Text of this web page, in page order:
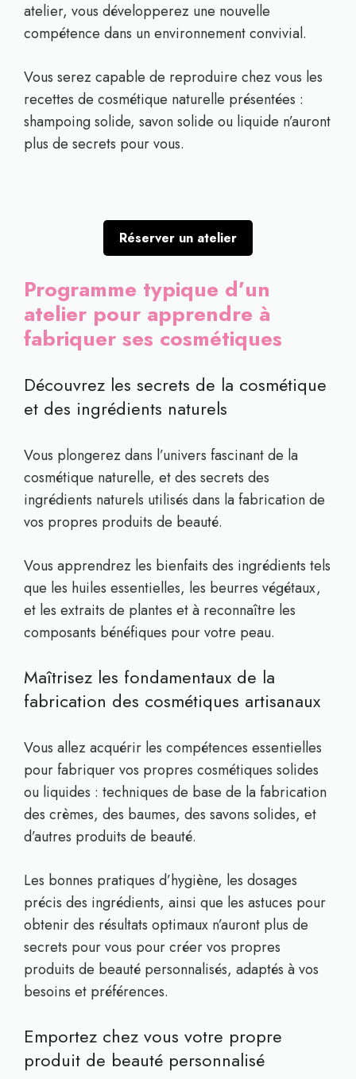
atelier, vous développerez une nouvelle
compétence dans un environnement convivial.
Vous serez capable de reproduire chez vous les
recettes de cosmétique naturelle présentées :
shampoing solide, savon solide ou liquide n’auront
plus de secrets pour vous.
Réserver un atelier
Programme typique d’un
atelier pour apprendre à
fabriquer ses cosmétiques
Découvrez les secrets de la cosmétique
et des ingrédients naturels
Vous plongerez dans l’univers fascinant de la
cosmétique naturelle, et des secrets des
ingrédients naturels utilisés dans la fabrication de
vos propres produits de beauté.
Vous apprendrez les bienfaits des ingrédients tels
que les huiles essentielles, les beurres végétaux,
et les extraits de plantes et à reconnaître les
composants bénéfiques pour votre peau.
Maîtrisez les fondamentaux de la
fabrication des cosmétiques artisanaux
Vous allez acquérir les compétences essentielles
pour fabriquer vos propres cosmétiques solides
ou liquides : techniques de base de la fabrication
des crèmes, des baumes, des savons solides, et
d’autres produits de beauté.
Les bonnes pratiques d’hygiène, les dosages
précis des ingrédients, ainsi que les astuces pour
obtenir des résultats optimaux n’auront plus de
secrets pour vous pour créer vos propres
produits de beauté personnalisés, adaptés à vos
besoins et préférences.
Emportez chez vous votre propre
produit de beauté personnalisé